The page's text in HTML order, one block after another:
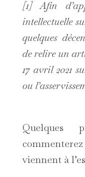
[1] Afin
intellectuelle
quelques
de relire un
17 avril 2021
ou
Quelques
viennent à